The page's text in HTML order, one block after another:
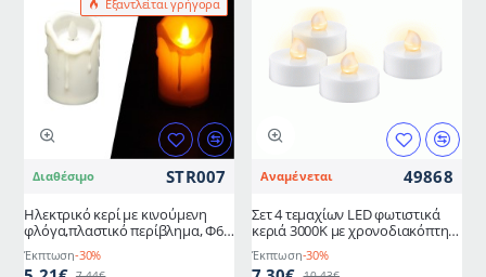
Εξαντλείται γρήγορα
Διαθέσιμο STR007
Ηλεκτρικό κερί με κινούμενη
φλόγα,πλαστικό περίβλημα, Φ6,5
x 10,5 cm
Έκπτωση-30%
Αναμένεται 49868
Σετ 4 τεμαχίων LED φωτιστικά
κεριά 3000K με χρονοδιακόπτη
GOOBAY σε λευκό χρώμα
διαστάσεων 3,8x3,7cm
Έκπτωση-30%